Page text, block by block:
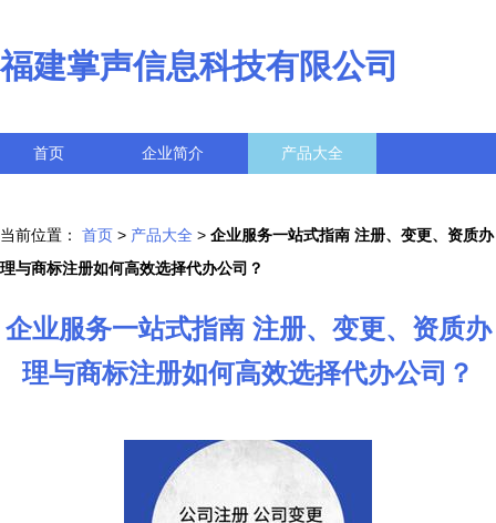
福建掌声信息科技有限公司
首页 企业简介 产品大全
当前位置： 首页 > 产品大全 > 企业服务一站式指南 注册、变更、资质办
理与商标注册如何高效选择代办公司？
企业服务一站式指南 注册、变更、资质办
理与商标注册如何高效选择代办公司？